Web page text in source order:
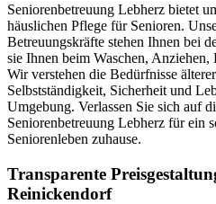
Seniorenbetreuung Lebherz bietet
häuslichen Pflege für Senioren.
Betreuungskräfte stehen Ihnen bei
sie Ihnen beim Waschen,
Wir verstehen die Bedürfnisse
Selbstständigkeit, Sicherheit und
Umgebung. Verlassen Sie sich auf
Seniorenbetreuung Lebherz für ein
Seniorenleben zuhause.
Transparente
Reinickendorf